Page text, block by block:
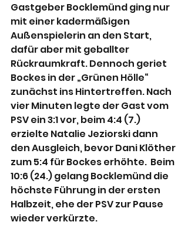
Gastgeber Bocklemünd ging nur
mit einer kadermäßigen
Außenspielerin an den Start,
dafür aber mit geballter
Rückraumkraft. Dennoch geriet
Bockes in der „Grünen Hölle“
zunächst ins Hintertreffen. Nach
vier Minuten legte der Gast vom
PSV ein 3:1 vor, beim 4:4 (7.)
erzielte Natalie Jeziorski dann
den Ausgleich, bevor Dani Klöther
zum 5:4 für Bockes erhöhte.  Beim
10:6 (24.) gelang Bocklemünd die
höchste Führung in der ersten
Halbzeit, ehe der PSV zur Pause
wieder verkürzte.